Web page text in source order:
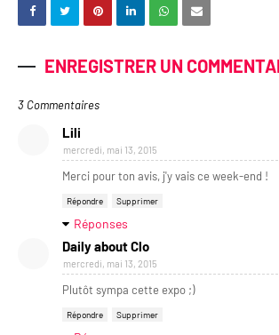
ENREGISTRER UN
3 Commentaires
Lili
mercredi, mai 13, 2015
Merci pour ton avis, j'y vais ce week-end !
Répondre Supprimer
Réponses
Daily about Clo
mercredi, mai 13, 2015
Plutôt sympa cette expo ;)
Répondre Supprimer